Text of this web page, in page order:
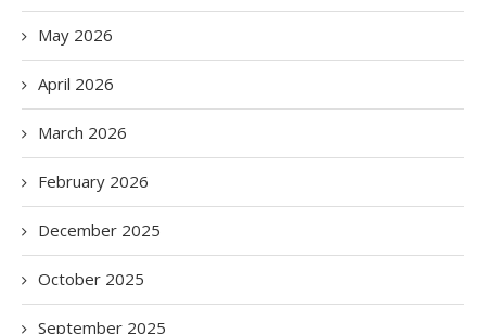
May 2026
April 2026
March 2026
February 2026
December 2025
October 2025
September 2025